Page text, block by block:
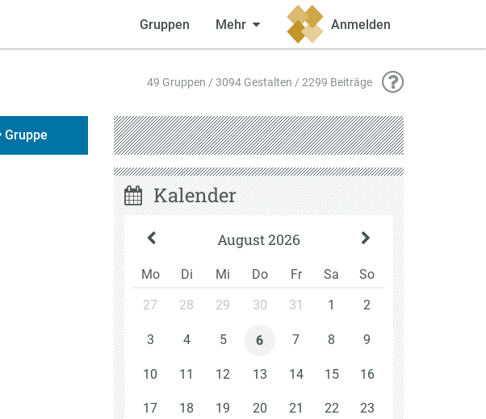
Gruppen Mehr Anmelden
49 Gruppen / 3094 Gestalten / 2299 Beiträge
Gruppe
Kalender
August 2026
Mo Di Mi Do Fr Sa
So
27
28 29 30 31 1 2
3 4 5 6 7 8 9
10 11 12 13 14 15 16
17 18 19 20 21 22 23